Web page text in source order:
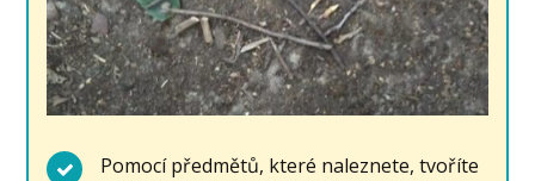
Pomocí předmětů, které naleznete, tvoříte